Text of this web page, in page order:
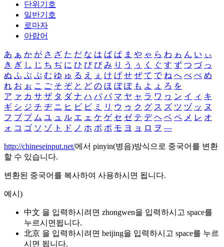
단위기호
일반기호
로마자
아랍어
あ ぁ か が さ ざ た だ な は ば ぱ ま や ゃ ら わ ゎ ん い ぃ
き ぎ し じ ち ぢ に ひ び ぴ み り う ぅ く ぐ す ず つ づ っ
ぬ ふ ぶ ぷ む ゆ ゅ る え ぇ け げ せ ぜ て で ね へ べ ぺ め
れ お ぉ こ ご そ ぞ と ど の ほ ぼ ぽ も よ ょ ろ を
ア ァ カ サ ザ タ ダ ナ ハ バ パ マ ヤ ャ ラ ワ ヮ ン イ ィ キ
ギ シ ジ チ ヂ ニ ヒ ビ ピ ミ リ ウ ゥ ク グ ス ズ ツ ヅ ッ ヌ
フ ブ プ ム ユ ュ ル エ ェ ケ ゲ セ ゼ テ デ ヘ ベ ペ メ レ オ
ォ コ ゴ ソ ゾ ト ド ノ ホ ボ ポ モ ヨ ョ ロ ヲ ―
http://chineseinput.net/에서 pinyin(병음)방식으로 중국어를 변환
할 수 있습니다.
변환된 중국어를 복사하여 사용하시면 됩니다.
예시)
中文 을 입력하시려면 zhongwen을 입력하시고 space를
누르시면됩니다.
北京 을 입력하시려면 beijing을 입력하시고 space를 누르
시면 됩니다.